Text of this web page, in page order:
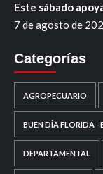
Este sábado
7 de agosto de
Categorías
AGROPECUARIO
BUEN DÍA FLORIDA -
DEPARTAMENTAL